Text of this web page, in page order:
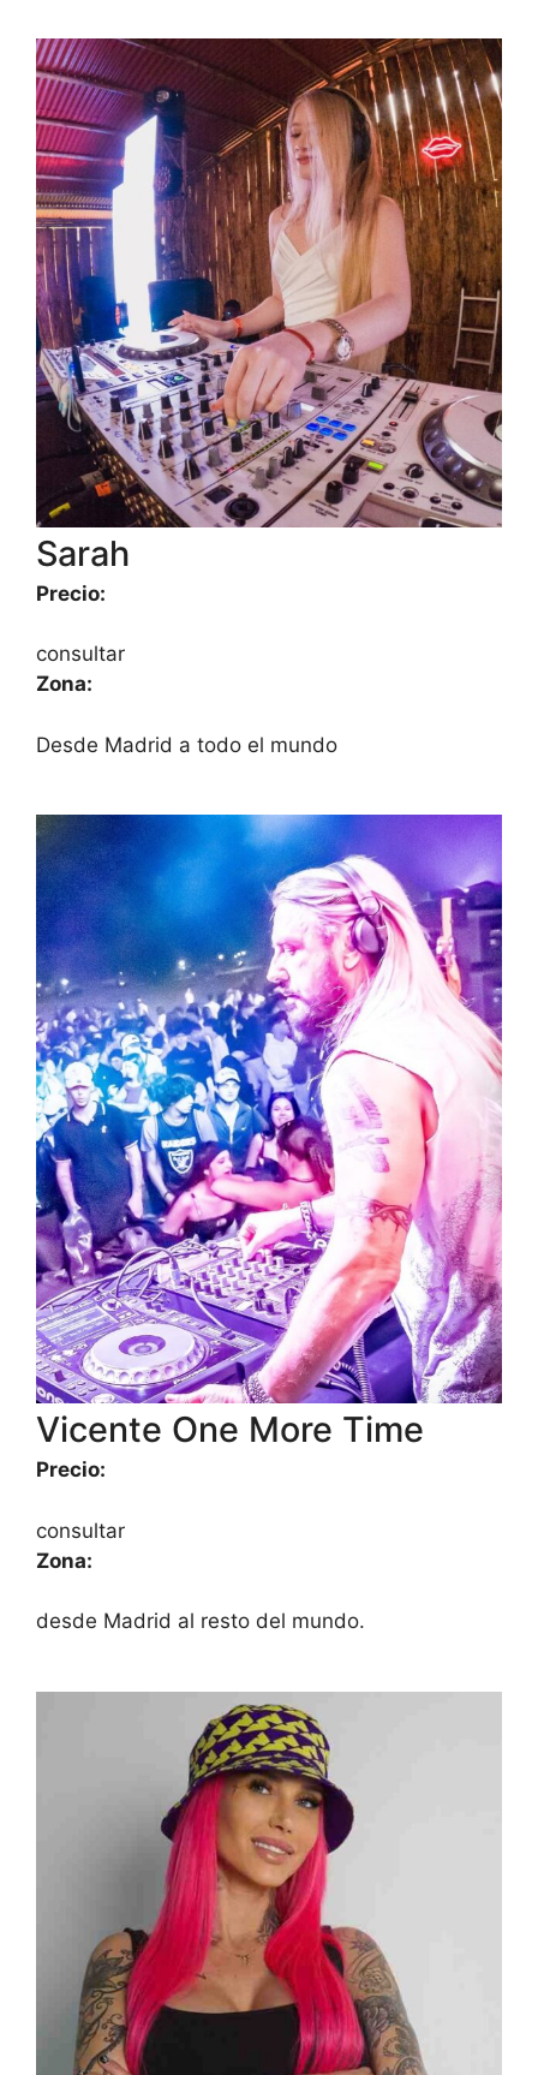
Sarah
Precio:
consultar
Zona:
Desde Madrid a todo el mundo
Vicente One More Time
Precio:
consultar
Zona:
desde Madrid al resto del mundo.